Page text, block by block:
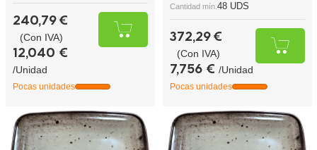
240,79 €
(Con IVA)
12,040 €
/Unidad
Pocas unidades
Cantidad mín. 48 UDS
372,29 €
(Con IVA)
7,756 € /Unidad
Pocas unidades